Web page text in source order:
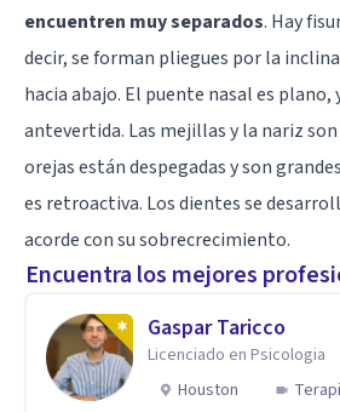
encuentren muy separados. Hay
decir, se forman pliegues por la
hacia abajo. El puente nasal es plano,
antevertida. Las mejillas y la nariz son
orejas están despegadas y son
es retroactiva. Los dientes se
acorde con su sobrecrecimiento.
Encuentra los mejores
Gaspar Taricco
Licenciado en Psicologia
Houston